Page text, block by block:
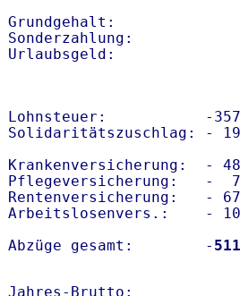
Grundgehalt:
Sonderzahlung:
Lohnsteuer:           -
Solidaritätszuschlag: -
Krankenversicherung:  -
Pflegeversicherung:   -
Rentenversicherung:   -
Arbeitslosenvers.:    -
Abzüge gesamt:        -
Jahres-